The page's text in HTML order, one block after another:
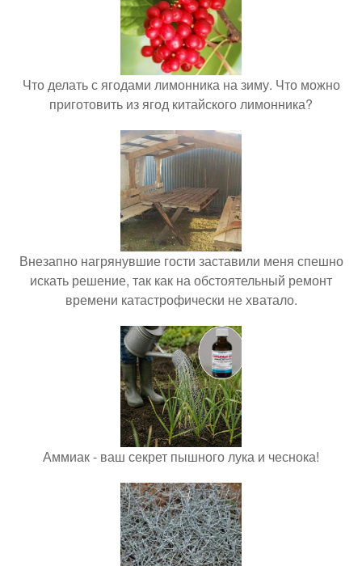
Что делать с ягодами лимонника на зиму. Что можно
приготовить из ягод китайского лимонника?
Внезапно нагрянувшие гости заставили меня спешно
искать решение, так как на обстоятельный ремонт
времени катастрофически не хватало.
Аммиак - ваш секрет пышного лука и чеснока!